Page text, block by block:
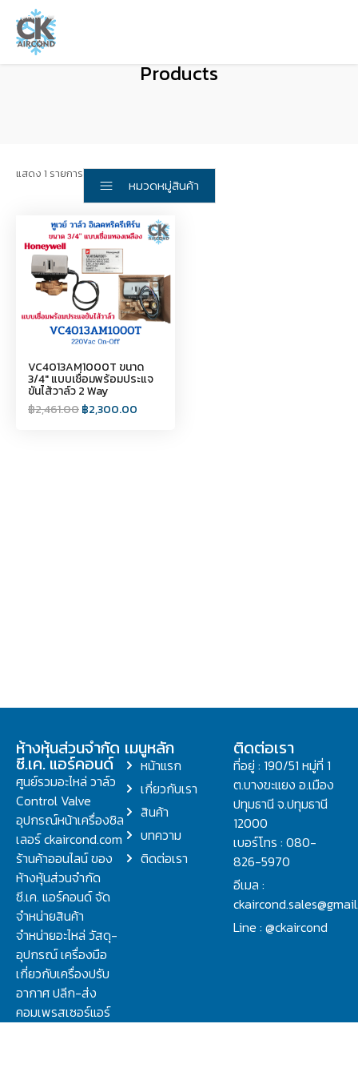
Products
แสดง 1 รายการ
หมวดหมู่สินค้า
VC4013AM1000T ขนาด
3/4" แบบเชื่อมพร้อมประแจ
ขันไส้วาล์ว 2 Way
฿2,461.00฿2,300.00
ห้างหุ้นส่วนจำกัด
ซี.เค. แอร์คอนด์
ศูนย์รวมอะไหล่ วาล์ว
Control Valve
อุปกรณ์หน้าเครื่องชิล
เลอร์ ckaircond.com
ร้านค้าออนไลน์ ของ
ห้างหุ้นส่วนจำกัด
ซี.เค. แอร์คอนด์ จัด
จำหน่ายสินค้า
จำหน่ายอะไหล่ วัสดุ-
อุปกรณ์ เครื่องมือ
เกี่ยวกับเครื่องปรับ
อากาศ ปลีก-ส่ง
คอมเพรสเซอร์แอร์
เมนูหลัก
หน้าแรก
เกี่ยวกับเรา
สินค้า
บทความ
ติดต่อเรา
ติดต่อเรา
ที่อยู่ : 190/51 หมู่ที่ 1
ต.บางขะแยง อ.เมือง
ปทุมธานี จ.ปทุมธานี
12000
เบอร์โทร : 080-
826-5970
อีเมล :
Line : @ckaircond